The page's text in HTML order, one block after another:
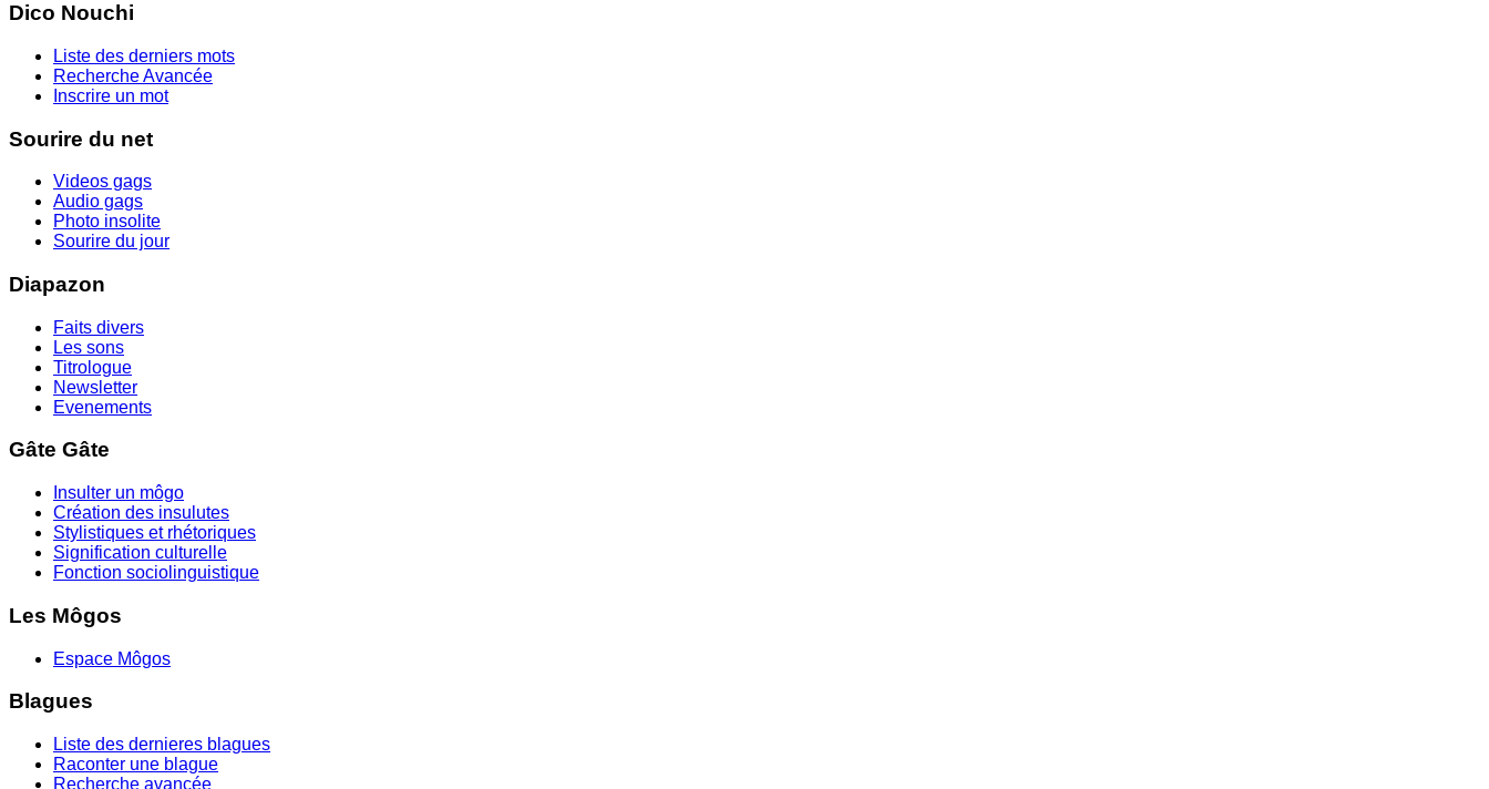
Dico Nouchi
Liste des derniers mots
Recherche Avancée
Inscrire un mot
Sourire du net
Videos gags
Audio gags
Photo insolite
Sourire du jour
Diapazon
Faits divers
Les sons
Titrologue
Newsletter
Evenements
Gâte Gâte
Insulter un môgo
Création des insulutes
Stylistiques et rhétoriques
Signification culturelle
Fonction sociolinguistique
Les Môgos
Espace Môgos
Blagues
Liste des dernieres blagues
Raconter une blague
Recherche avancée